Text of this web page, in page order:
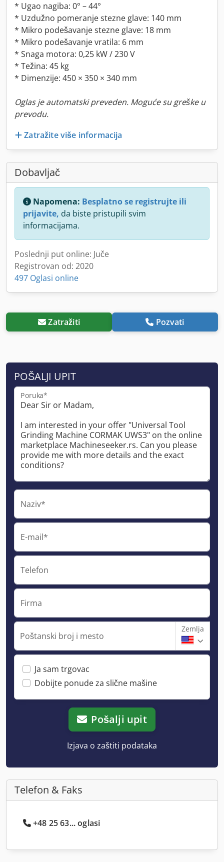
* Ugao nagiba: 0° – 44°
* Uzdužno pomeranje stezne glave: 140 mm
* Mikro podešavanje stezne glave: 18 mm
* Mikro podešavanje vratila: 6 mm
* Snaga motora: 0,25 kW / 230 V
* Težina: 45 kg
* Dimenzije: 450 × 350 × 340 mm
Oglas je automatski preveden. Moguće su greške u
prevodu.
Zatražite više informacija
Dobavljač
Napomena: Besplatno se registrujte ili
prijavite, da biste pristupili svim
informacijama.
Poslednji put online: Juče
Registrovan od: 2020
497 Oglasi online
Zatražiti Pozvati
POŠALJI UPIT
Poruka*
Naziv*
E-mail*
Telefon
Firma
Poštanski broj i mesto
Zemlja
Ja sam trgovac
Dobijte ponude za slične mašine
Pošalji upit
Izjava o zaštiti podataka
Telefon & Faks
+48 25 63... oglasi